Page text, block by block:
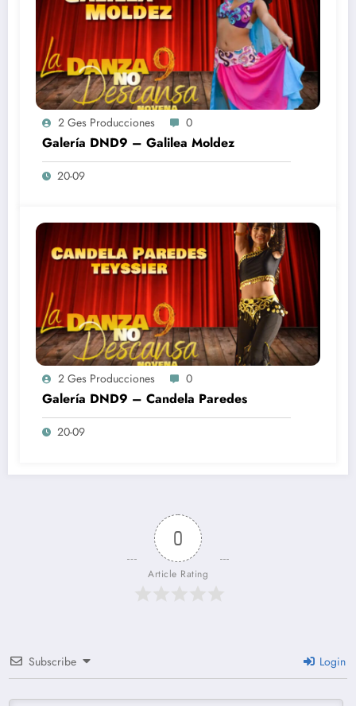
2 Ges Producciones 0
Galería DND9 – Galilea Moldez
20-09
2 Ges Producciones 0
Galería DND9 – Candela Paredes
20-09
0
Article Rating
Subscribe Login